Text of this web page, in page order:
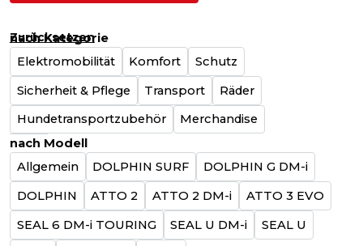
nach Kategorie
Elektromobilität
Komfort
Schutz
Sicherheit & Pflege
Transport
Räder
Hundetransportzubehör
Merchandise
nach Modell
Allgemein
DOLPHIN SURF
DOLPHIN G DM-i
DOLPHIN
ATTO 2 ATTO 2 DM-i
ATTO 3 EVO
SEAL 6 DM-i TOURING
SEAL U DM-i
SEAL U
Zurücksetzen